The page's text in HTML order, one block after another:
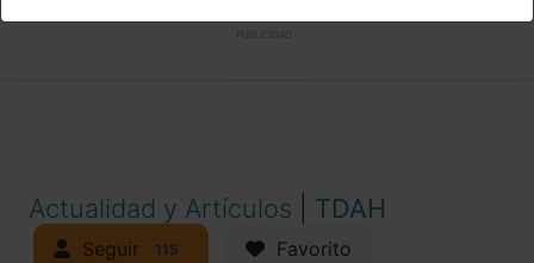
Actualidad y Artículos TDAH
Seguir 115 Favorito